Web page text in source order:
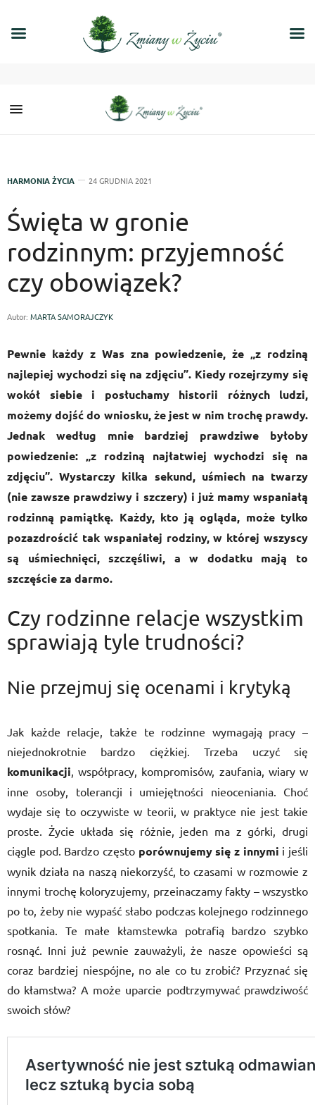
HARMONIA ŻYCIA 24 GRUDNIA 2021
Święta w gronie
rodzinnym: przyjemność
czy obowiązek?
Autor: MARTA SAMORAJCZYK
Pewnie każdy z Was zna powiedzenie, że „z rodziną
najlepiej wychodzi się na zdjęciu”. Kiedy rozejrzymy się
wokół siebie i posłuchamy historii różnych ludzi,
możemy dojść do wniosku, że jest w nim trochę prawdy.
Jednak według mnie bardziej prawdziwe byłoby
powiedzenie: „z rodziną najłatwiej wychodzi się na
zdjęciu”. Wystarczy kilka sekund, uśmiech na twarzy
(nie zawsze prawdziwy i szczery) i już mamy wspaniałą
rodzinną pamiątkę. Każdy, kto ją ogląda, może tylko
pozazdrościć tak wspaniałej rodziny, w której wszyscy
są uśmiechnięci, szczęśliwi, a w dodatku mają to
szczęście za darmo.
Czy rodzinne relacje wszystkim
sprawiają tyle trudności?
Nie przejmuj się ocenami i krytyką
Jak każde relacje, także te rodzinne wymagają pracy –
niejednokrotnie bardzo ciężkiej. Trzeba uczyć się
komunikacji, współpracy, kompromisów, zaufania, wiary w
inne osoby, tolerancji i umiejętności nieoceniania. Choć
wydaje się to oczywiste w teorii, w praktyce nie jest takie
proste. Życie układa się różnie, jeden ma z górki, drugi
ciągle pod. Bardzo często porównujemy się z innymi i jeśli
wynik działa na naszą niekorzyść, to czasami w rozmowie z
innymi trochę koloryzujemy, przeinaczamy fakty – wszystko
po to, żeby nie wypaść słabo podczas kolejnego rodzinnego
spotkania. Te małe kłamstewka potrafią bardzo szybko
rosnąć. Inni już pewnie zauważyli, że nasze opowieści są
coraz bardziej niespójne, no ale co tu zrobić? Przyznać się
do kłamstwa? A może uparcie podtrzymywać prawdziwość
swoich słów?